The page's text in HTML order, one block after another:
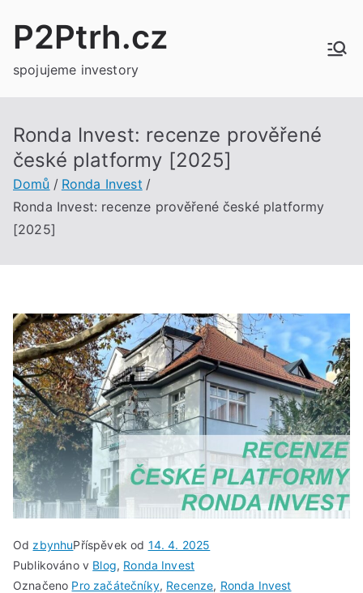
P2Ptrh.cz
spojujeme investory
Ronda Invest: recenze prověřené
české platformy [2025]
Domů
Ronda Invest
Ronda Invest: recenze prověřené české platformy
[2025]
Od zbynhuPříspěvek od 14. 4. 2025
Publikováno v Blog, Ronda Invest
Označeno Pro začátečníky, Recenze, Ronda Invest